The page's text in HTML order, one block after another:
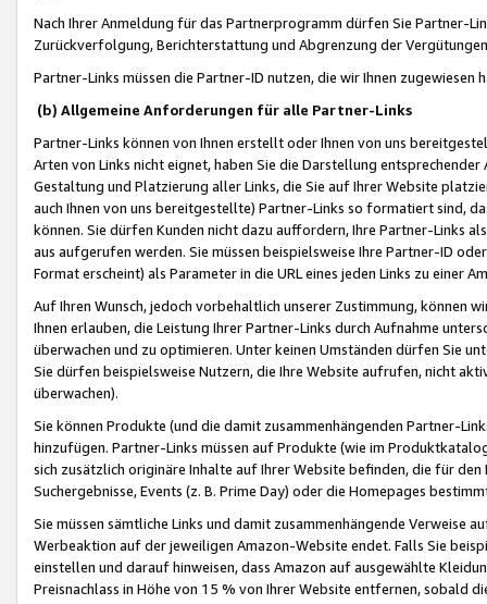
Nach Ihrer Anmeldung für das Partnerprogramm dürfen Sie Partner-
Zurückverfolgung, Berichterstattung und Abgrenzung der
Partner-Links müssen die Partner-ID nutzen, die wir Ihnen zugewiesen
(b) Allgemeine Anforderungen für alle Partner-Links
Partner-Links können von Ihnen erstellt oder Ihnen von uns
Arten von Links nicht eignet, haben Sie die Darstellung
Gestaltung und Platzierung aller Links, die Sie auf Ihrer Website
auch Ihnen von uns bereitgestellte) Partner-Links so formatiert sind,
können. Sie dürfen Kunden nicht dazu auffordern, Ihre Partner-Links
aus aufgerufen werden. Sie müssen beispielsweise Ihre Partner-ID
Format erscheint) als Parameter in die URL eines jeden Links zu einer
Auf Ihren Wunsch, jedoch vorbehaltlich unserer Zustimmung, können
Ihnen erlauben, die Leistung Ihrer Partner-Links durch Aufnahme
überwachen und zu optimieren. Unter keinen Umständen dürfen Sie
Sie dürfen beispielsweise Nutzern, die Ihre Website aufrufen, nicht
überwachen).
Sie können Produkte (und die damit zusammenhängenden Partner-
hinzufügen. Partner-Links müssen auf Produkte (wie im
sich zusätzlich originäre Inhalte auf Ihrer Website befinden, die für
Suchergebnisse, Events (z. B. Prime Day) oder die Homepages
Sie müssen sämtliche Links und damit zusammenhängende
Werbeaktion auf der jeweiligen Amazon-Website endet. Falls Sie
einstellen und darauf hinweisen, dass Amazon auf ausgewählte
Preisnachlass in Höhe von 15 % von Ihrer Website entfernen, sobald